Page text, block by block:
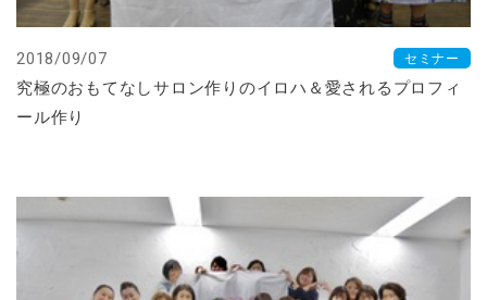
2018/09/07 セミナー
究極のおもてなしサロン作りのイロハ＆愛されるプロフィ
ール作り